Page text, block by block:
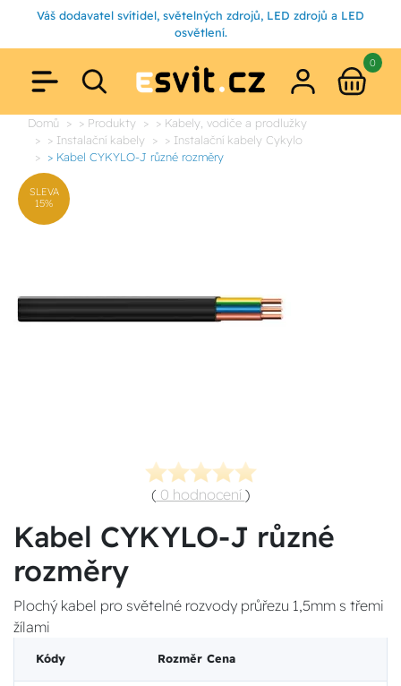
Váš dodavatel svítidel, světelných zdrojů, LED zdrojů a LED
osvětlení.
0
Domů > Produkty
> Kabely, vodiče a prodlužky
> Instalační kabely
> Instalační kabely Cykylo
> Kabel CYKYLO-J různé rozměry
SLEVA
15%
( 0 hodnocení )
Kabel CYKYLO-J různé
rozměry
Plochý kabel pro světelné rozvody průřezu 1,5mm s třemi
žílami
Kódy Rozměr Cena